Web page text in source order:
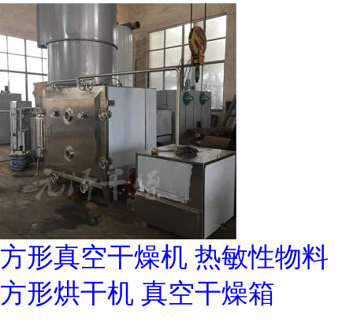
方形真空干燥机 热敏性物料
方形烘干机 真空干燥箱